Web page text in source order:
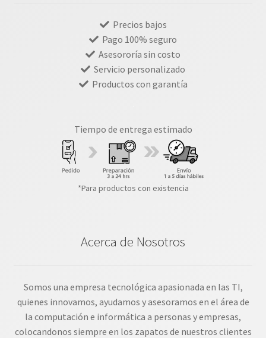
Precios bajos
Pago 100% seguro
Asesororía sin costo
Servicio personalizado
Productos con garantía
Tiempo de entrega estimado
*Para productos con existencia
Acerca de Nosotros
Somos una empresa tecnológica apasionada en las TI,
quienes innovamos, ayudamos y asesoramos en el área de
la computación e informática a personas y empresas,
colocandonos siempre en los zapatos de nuestros clientes